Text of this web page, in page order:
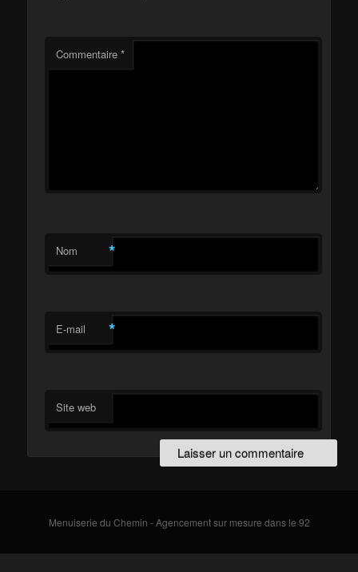
Commentaire*
Nom *
E-mail *
Site web
Menuiserie du Chemin - Agencement sur mesure dans le 92